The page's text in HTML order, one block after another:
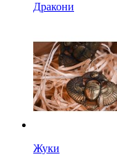
Дракони
Жуки